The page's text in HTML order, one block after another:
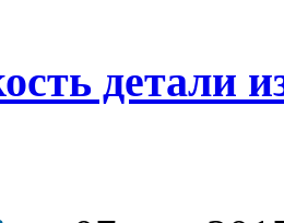
детали